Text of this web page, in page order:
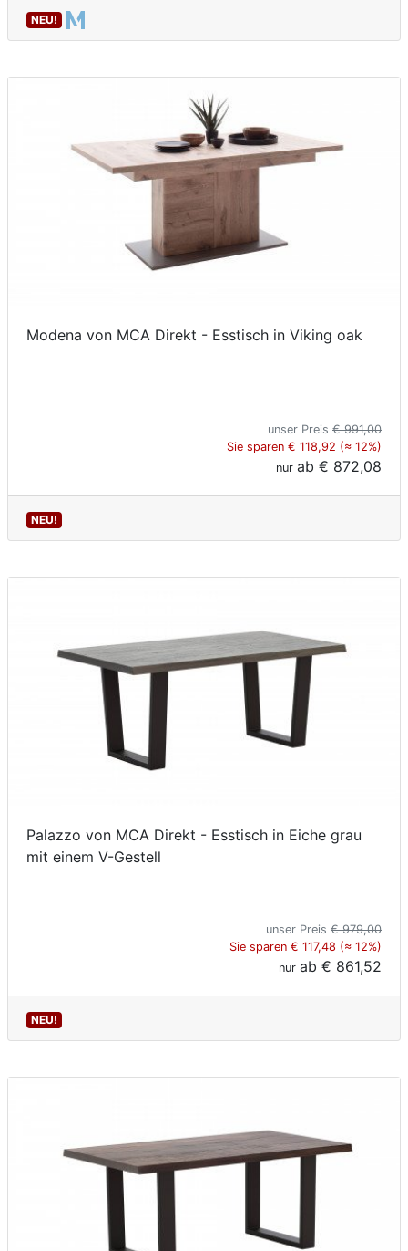
NEU!
Modena von MCA Direkt - Esstisch in Viking oak
unser Preis € 991,00
Sie sparen € 118,92 (≈ 12%)
nur ab € 872,08
NEU!
Palazzo von MCA Direkt - Esstisch in Eiche grau
mit einem V-Gestell
unser Preis € 979,00
Sie sparen € 117,48 (≈ 12%)
nur ab € 861,52
NEU!